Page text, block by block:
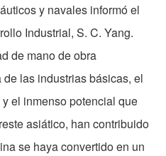
y navales informó el
Industrial, S. C. Yang.
de mano de obra
las industrias básicas, el
el inmenso potencial que
asiático, han contribuido
se haya convertido en un